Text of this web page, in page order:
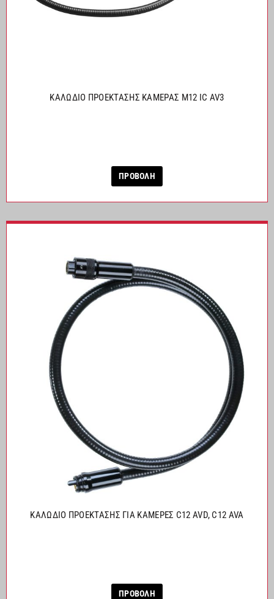
ΚΑΛΩΔΙΟ ΠΡΟΕΚΤΑΣΗΣ ΚΑΜΕΡΑΣ M12 IC AV3
ΠΡΟΒΟΛΗ
ΚΑΛΩΔΙΟ ΠΡΟΕΚΤΑΣΗΣ ΓΙΑ ΚΑΜΕΡΕΣ C12 AVD, C12 AVA
ΠΡΟΒΟΛΗ